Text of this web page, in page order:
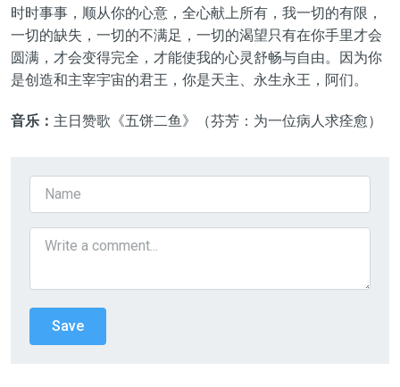
时时事事，顺从你的心意，全心献上所有，我一切的有限，
一切的缺失，一切的不满足，一切的渴望只有在你手里才会
圆满，才会变得完全，才能使我的心灵舒畅与自由。因为你
是创造和主宰宇宙的君王，你是天主、永生永王，阿们。
音乐： 主日赞歌《五饼二鱼》（芬芳：为一位病人求痊愈）